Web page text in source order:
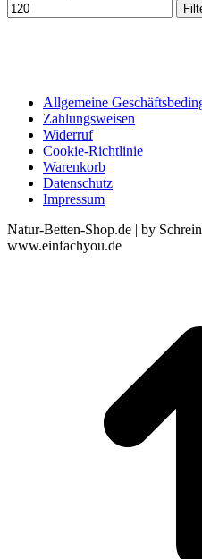
Allgemeine
Zahlungsweisen
Widerruf
Cookie-Richtlinie
Warenkorb
Datenschutz
Impressum
Natur-Betten-Shop.de | by
www.einfachyou.de